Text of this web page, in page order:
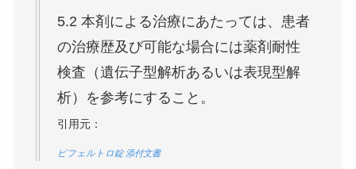
5.2 本剤による治療にあたっては、患者
の治療歴及び可能な場合には薬剤耐性
検査（遺伝子型解析あるいは表現型解
析）を参考にすること。
引用元：
ピフェルトロ錠 添付文書